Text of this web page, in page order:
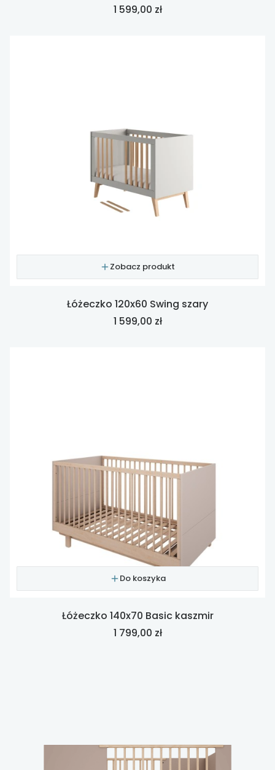
Cena
1 599,00 zł
Zobacz produkt
Łóżeczko 120x60 Swing szary
Cena
1 599,00 zł
Do koszyka
Łóżeczko 140x70 Basic kaszmir
Cena
1 799,00 zł